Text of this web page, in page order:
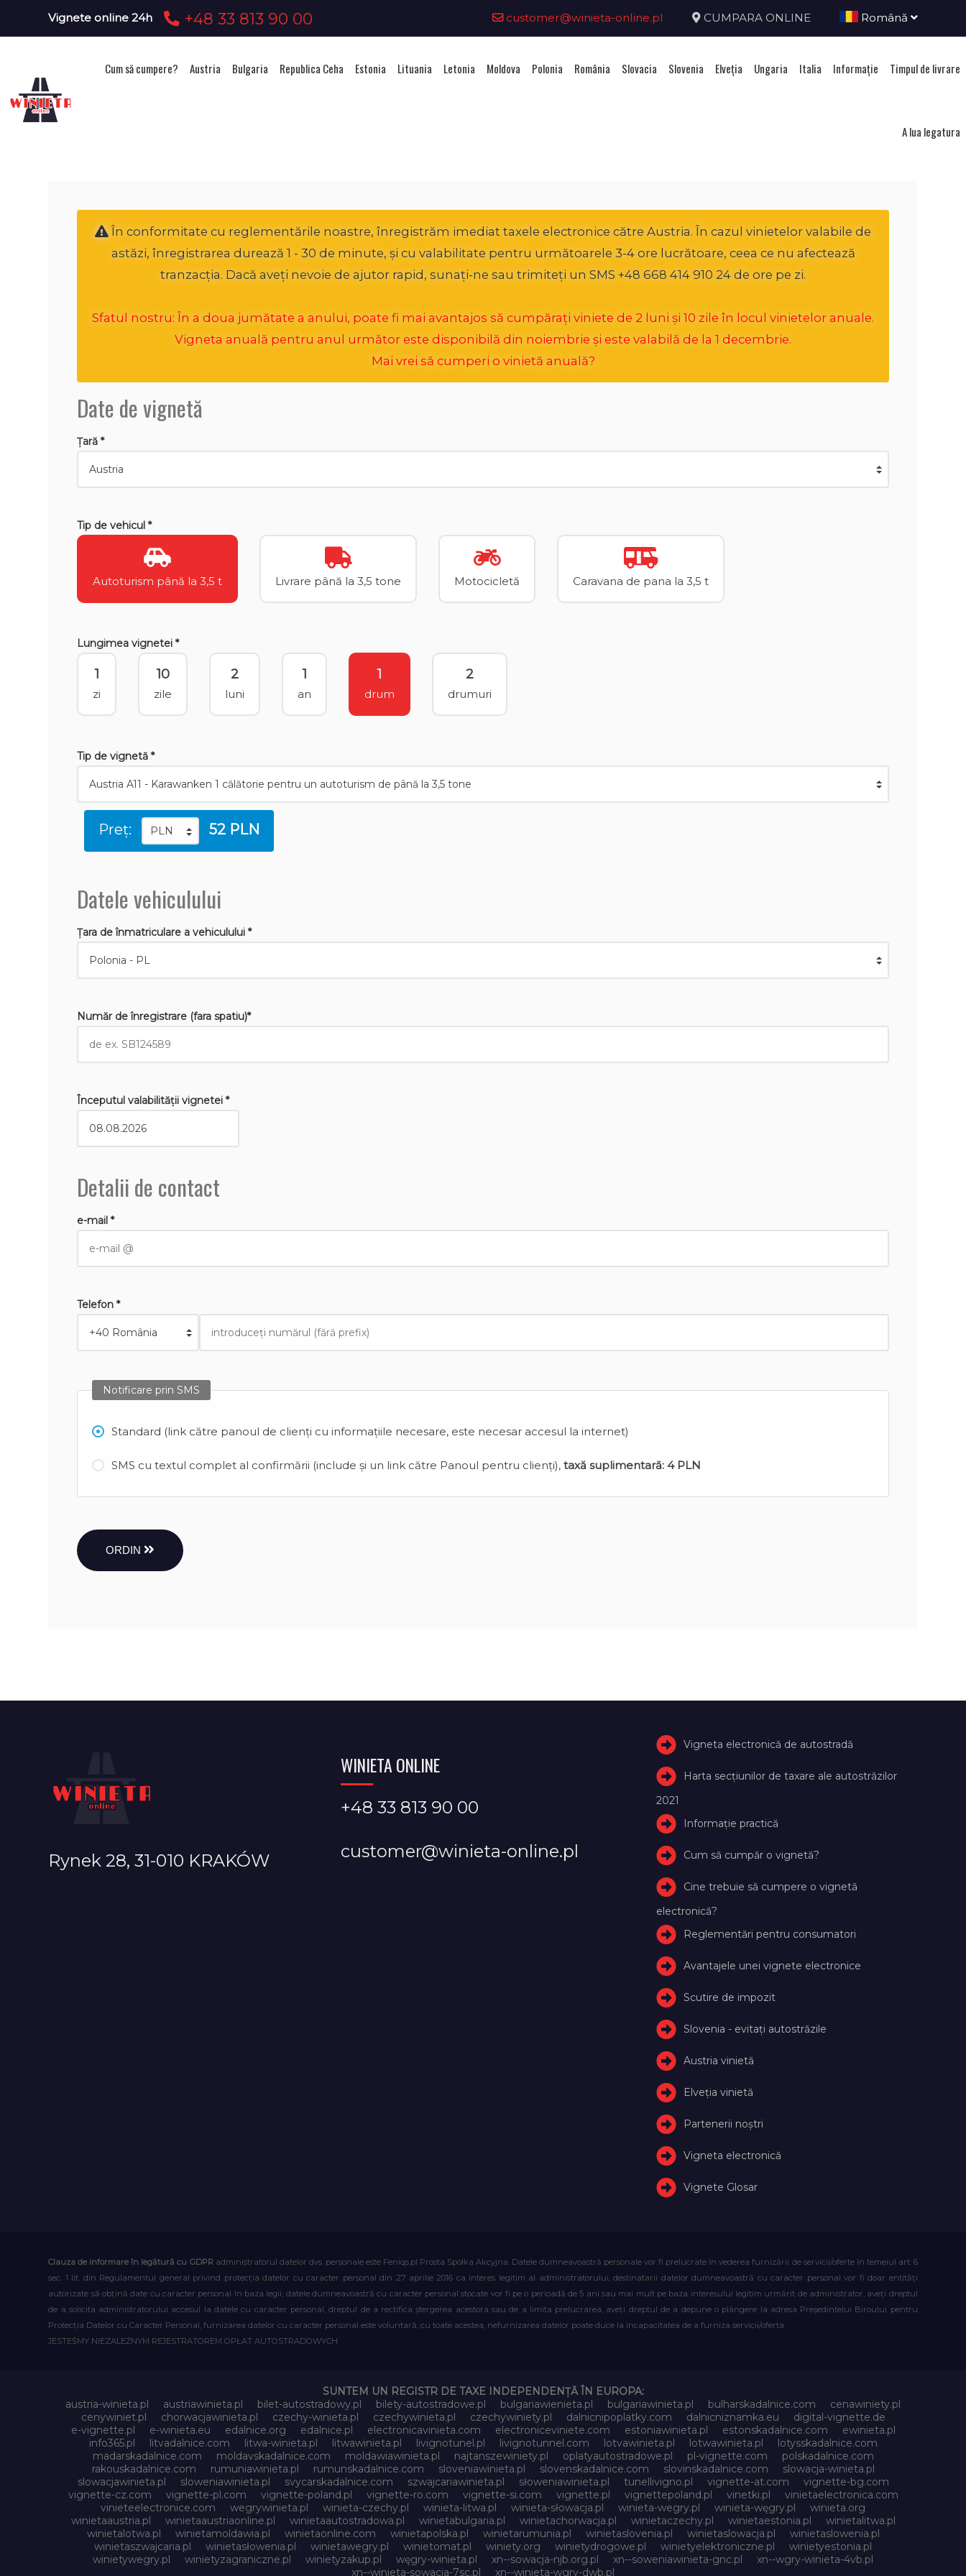
Vignete online 24h +48 33 813 90 00 customer@winieta-online.pl CUMPARA ONLINE Română
Cum să cumpere? Austria Bulgaria Republica Ceha Estonia Lituania Letonia Moldova Polonia România Slovacia Slovenia Elveţia Ungaria Italia Informație Timpul de livrare
A lua legatura
În conformitate cu reglementările noastre, înregistrăm imediat taxele electronice către Austria. În cazul vinietelor valabile de
astăzi, înregistrarea durează 1 - 30 de minute, și cu valabilitate pentru următoarele 3-4 ore lucrătoare, ceea ce nu afectează
tranzacția. Dacă aveți nevoie de ajutor rapid, sunați-ne sau trimiteți un SMS +48 668 414 910 24 de ore pe zi.
Sfatul nostru: În a doua jumătate a anului, poate fi mai avantajos să cumpărați viniete de 2 luni și 10 zile în locul vinietelor anuale.
Vigneta anuală pentru anul următor este disponibilă din noiembrie și este valabilă de la 1 decembrie.
Mai vrei să cumperi o vinietă anuală?
Date de vignetă
Țară *
Tip de vehicul *
Autoturism până la 3,5 t Livrare până la 3,5 tone Motocicletă Caravana de pana la 3,5 t
Lungimea vignetei *
1
zi
10
zile
2
luni
1
an
1
drum
2
drumuri
Tip de vignetă *
Preț: 52 PLN
Datele vehiculului
Țara de înmatriculare a vehiculului *
Număr de înregistrare (fara spatiu)*
Începutul valabilităţii vignetei *
Detalii de contact
e-mail *
Telefon *
Notificare prin SMS
Standard (link către panoul de clienți cu informațiile necesare, este necesar accesul la internet)
SMS cu textul complet al confirmării (include și un link către Panoul pentru clienți),taxă suplimentară: 4 PLN
ORDIN
Rynek 28, 31-010 KRAKÓW
WINIETA ONLINE
+48 33 813 90 00
customer@winieta-online.pl
Vigneta electronică de autostradă
Harta secțiunilor de taxare ale autostrăzilor
2021
Informație practică
Cum să cumpăr o vignetă?
Cine trebuie să cumpere o vignetă
electronică?
Reglementări pentru consumatori
Avantajele unei vignete electronice
Scutire de impozit
Slovenia - evitați autostrăzile
Austria vinietă
Elveţia vinietă
Partenerii noștri
Vigneta electronică
Vignete Glosar
Clauza de informare în legătură cu GDPR administratorul datelor dvs. personale este Feniqs.pl Prosta Spółka Akcyjna. Datele dumneavoastră personale vor fi prelucrate în vederea furnizării de servicii/oferte în temeiul art. 6
sec. 1 lit. din Regulamentul general privind protecția datelor cu caracter personal din 27 aprilie 2016 ca interes legitim al administratorului, destinatarii datelor dumneavoastră cu caracter personal vor fi doar entități
autorizate să obțină date cu caracter personal în baza legii, datele dumneavoastră cu caracter personal stocate vor fi pe o perioadă de 5 ani sau mai mult pe baza interesului legitim urmărit de administrator, aveți dreptul
de a solicita administratorului accesul la datele cu caracter personal, dreptul de a rectifica ștergerea acestora sau de a limita prelucrarea, aveți dreptul de a depune o plângere la adresa Președintelui Biroului pentru
Protecția Datelor cu Caracter Personal, furnizarea datelor cu caracter personal este voluntară, cu toate acestea, nefurnizarea datelor poate duce la incapacitatea de a furniza servicii/oferta.
JESTEŚMY NIEZALEŻNYM REJESTRATOREM OPŁAT AUTOSTRADOWYCH
SUNTEM UN REGISTR DE TAXE INDEPENDENȚĂ ÎN EUROPA:
austria-winieta.pl
austriawinieta.pl bilet-autostradowy.pl bilety-autostradowe.pl bulgariawienieta.pl bulgariawinieta.pl bulharskadalnice.com
cenawiniety.pl
cenywiniet.pl
chorwacjawinieta.pl czechy-winieta.pl czechywinieta.pl czechywiniety.pl dalnicnipoplatky.com dalnicniznamka.eu
digital-vignette.de
e-vignette.pl
e-winieta.eu edalnice.org edalnice.pl electronicavinieta.com electroniceviniete.com estoniawinieta.pl estonskadalnice.com
ewinieta.pl
info365.pl
litvadalnice.com litwa-winieta.pl litwawinieta.pl livignotunel.pl livignotunnel.com lotvawinieta.pl lotwawinieta.pl
lotysskadalnice.com
madarskadalnice.com
moldavskadalnice.com moldawiawinieta.pl najtanszewiniety.pl oplatyautostradowe.pl pl-vignette.com
polskadalnice.com
rakouskadalnice.com
rumuniawinieta.pl rumunskadalnice.com sloveniawinieta.pl slovenskadalnice.com slovinskadalnice.com
slowacja-winieta.pl
slowacjawinieta.pl
sloweniawinieta.pl svycarskadalnice.com szwajcariawinieta.pl słoweniawinieta.pl tunellivigno.pl vignette-at.com
vignette-bg.com
vignette-cz.com
vignette-pl.com vignette-poland.pl vignette-ro.com vignette-si.com vignette.pl vignettepoland.pl vinetki.pl
vinietaelectronica.com
vinieteelectronice.com
wegrywinieta.pl winieta-czechy.pl winieta-litwa.pl winieta-słowacja.pl winieta-wegry.pl winieta-węgry.pl
winieta.org
winietaaustria.pl
winietaaustriaonline.pl winietaautostradowa.pl winietabulgaria.pl winietachorwacja.pl winietaczechy.pl winietaestonia.pl
winietalitwa.pl
winietalotwa.pl
winietamoldawia.pl winietaonline.com winietapolska.pl winietarumunia.pl winietaslovenia.pl winietaslowacja.pl
winietaslowenia.pl
winietaszwajcaria.pl
winietasłowenia.pl winietawegry.pl winietomat.pl winiety.org winietydrogowe.pl winietyelektroniczne.pl
winietyestonia.pl
winietywegry.pl
winietyzagraniczne.pl winietyzakup.pl węgry-winieta.pl xn--sowacja-njb.org.pl xn--soweniawinieta-gnc.pl
xn--wgry-winieta-4vb.pl
xn--winieta-sowacja-7sc.pl
xn--winieta-wgry-dwb.pl